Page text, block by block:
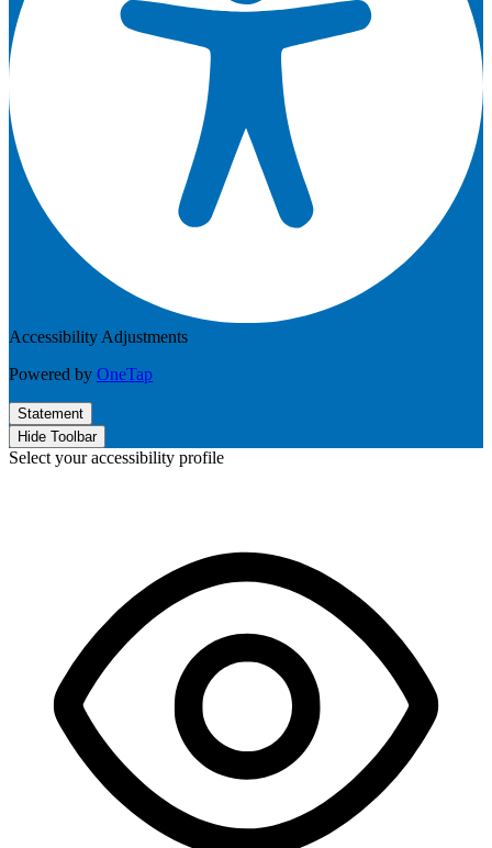
Accessibility Adjustments
Powered by OneTap
Statement
Hide Toolbar
Select your accessibility profile